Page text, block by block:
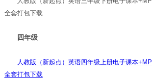
全套打包下载
四年级
人教版（新起点）英语四年级上册电子课本
全套打包下载